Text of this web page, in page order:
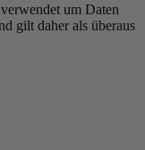
um Daten
gilt daher als überaus